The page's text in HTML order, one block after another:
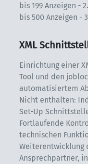
bis 199 Anzeigen -
bis 500 Anzeigen -
XML
Einrichtung einer
Tool und den
automatisiertem
Nicht enthalten:
Set-Up
Fortlaufende
technischen
Weiterentwicklung
Ansprechpartner,